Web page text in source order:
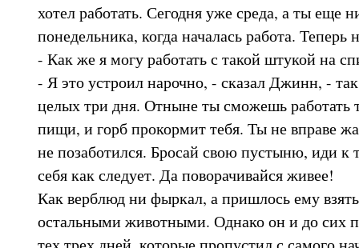
хотел работать. Сегодня уже среда, а ты еще
понедельника, когда началась работа. Теперь
- Как же я могу работать с такой штукой на
- Я это устроил нарочно, - сказал Джинн, -
целых три дня. Отныне ты сможешь работать
пищи, и горб прокормит тебя. Ты не вправе
не позаботился. Бросай свою пустыню, иди к
себя как следует. Да поворачивайся живее!
Как верблюд ни фыркал, а пришлось ему
остальными животными. Однако он и до сих
тех трех дней, которые пропустил с самого